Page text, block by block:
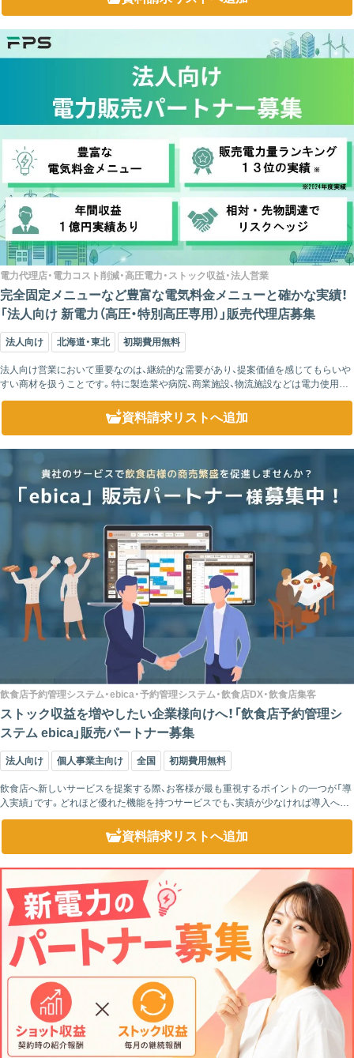
電力代理店・電力コスト削減・高圧電力・ストック収益・法人営業
完全固定メニューなど豊富な電気料金メニューと確かな実績！
「法人向け 新電力（高圧・特別高圧専用）」販売代理店募集
法人向け 北海道・東北 初期費用無料
法人向け営業において重要なのは、継続的な需要があり、提案価値を感じてもらいや
すい商材を扱うことです。特に製造業や病院、商業施設、物流施設などは電力使用量
資料請求リストへ追加
飲食店予約管理システム・ebica・予約管理システム・飲食店DX・飲食店集客
ストック収益を増やしたい企業様向けへ！「飲食店予約管理シ
ステム ebica」販売パートナー募集
法人向け 個人事業主向け 全国 初期費用無料
飲食店へ新しいサービスを提案する際、お客様が最も重視するポイントの一つが「導
入実績」です。どれほど優れた機能を持つサービスでも、実績が少なければ導入への
不安につながってしまいます。その点、「ebica」は全国15,000店舗以上...
資料請求リストへ追加